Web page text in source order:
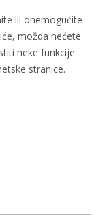
ili onemogućite
možda nećete
neke funkcije
stranice.